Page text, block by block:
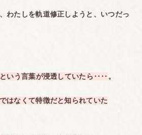
わたしを軌道修正しようと、いつだっ
いう言葉が浸透していたら‥‥ 。
はなくて特徴だと知られていた